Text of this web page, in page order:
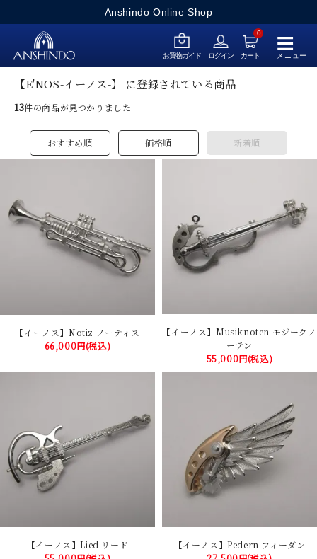
Anshindo Online Shop
≡
メニュー
お買物ガイド ログイン
0
カート
【E'NOS-イーノス-】 に登録されている商品
13件の商品が見つかりました
おすすめ順 価格順 新着順
【イーノス】Notiz ノーティス
66,000円(税込)
【イーノス】Musiknoten モジークノ
ーテン
55,000円(税込)
【イーノス】Lied リード
【イーノス】Pedern フィーダン